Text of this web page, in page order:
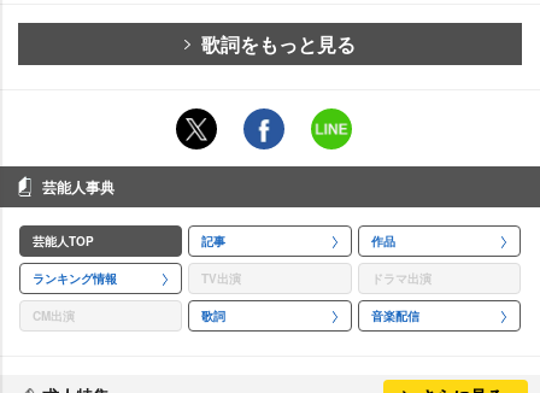
歌詞をもっと見る
芸能人事典
芸能人TOP 記事 作品
ランキング情報 TV出演 ドラマ出演
CM出演 歌詞 音楽配信